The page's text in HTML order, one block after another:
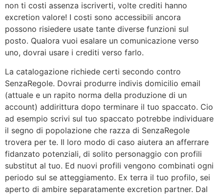
non ti costi assenza iscriverti, volte crediti hanno
excretion valore! I costi sono accessibili ancora
possono risiedere usate tante diverse funzioni sul
posto. Qualora vuoi esalare un comunicazione verso
uno, dovrai usare i crediti verso farlo.
La catalogazione richiede certi secondo contro
SenzaRegole. Dovrai produrre indivis domicilio email
(attuale e un rapito norma della produzione di un
account) addirittura dopo terminare il tuo spaccato. Cio
ad esempio scrivi sul tuo spaccato potrebbe individuare
il segno di popolazione che razza di SenzaRegole
trovera per te. Il loro modo di caso aiutera an afferrare
fidanzato potenziali, di solito personaggio con profili
substitut al tuo. Ed nuovi profili vengono combinati ogni
periodo sul se atteggiamento. Ex terra il tuo profilo, sei
aperto di ambire separatamente excretion partner. Dal